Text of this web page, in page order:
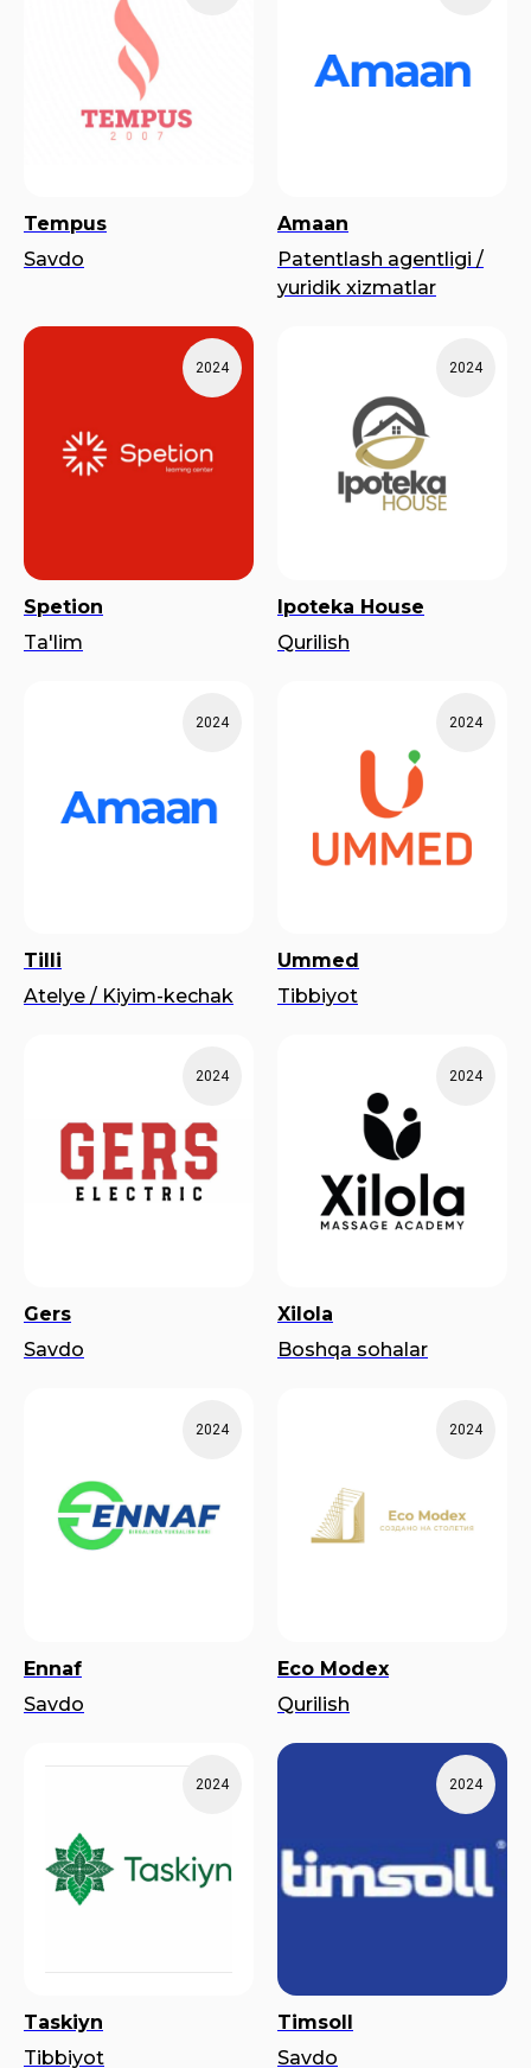
Tempus
Savdo
Amaan
Patentlash agentligi /
yuridik xizmatlar
2024
Spetion
Ta'lim
2024
Ipoteka House
Qurilish
2024
Tilli
Atelye / Kiyim-kechak
2024
Ummed
Tibbiyot
2024
Gers
Savdo
2024
Xilola
Boshqa sohalar
2024
Ennaf
Savdo
2024
Eco Modex
Qurilish
2024
Taskiyn
Tibbiyot
2024
Timsoll
Savdo